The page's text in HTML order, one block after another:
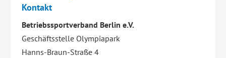
Kontakt
Betriebssportverband Berlin e.V.
Geschäftsstelle Olympiapark
Hanns-Braun-Straße 4